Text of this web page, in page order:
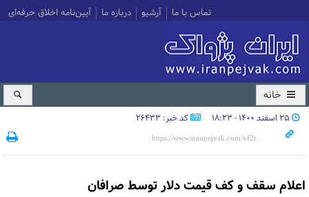
تماس با ما آرشیو درباره ما آیین‌نامه اخلاق حرفه‌ای
خانه
۲۵ اسفند ۱۴۰۰ - ۱۸:۲۳ کد خبر: 26433
اعلام سقف و کف قیمت دلار توسط صرافان